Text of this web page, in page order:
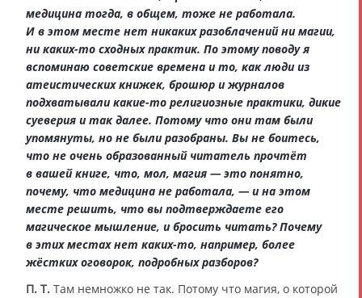
медицина тогда, в общем, тоже не работала.
И в этом месте нет никаких разоблачений ни магии,
ни каких-то сходных практик. По этому поводу я
вспоминаю советские времена и то, как люди из
атеистических книжек, брошюр и журналов
подхватывали какие-то религиозные практики, дикие
суеверия и так далее. Потому что они там были
упомянуты, но не были разобраны. Вы не боитесь,
что не очень образованный читатель прочтёт
в вашей книге, что, мол, магия — это понятно,
почему, что медицина не работала, — и на этом
месте решить, что вы подтверждаете его
магическое мышление, и бросить читать? Почему
в этих местах нет каких-то, например, более
жёстких оговорок, подробных разборов?
П. Т. Там немножко не так. Потому что магия, о которой